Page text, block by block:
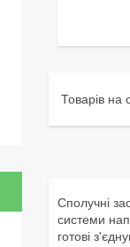
Сполучні
системи
готові